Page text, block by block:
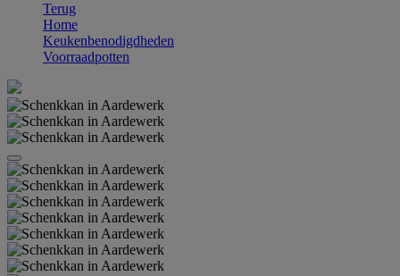
Terug
Home
Keukenbenodigdheden
Voorraadpotten